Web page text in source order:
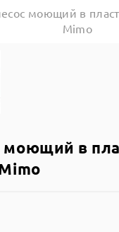
моющий в
Mimo
моющий в